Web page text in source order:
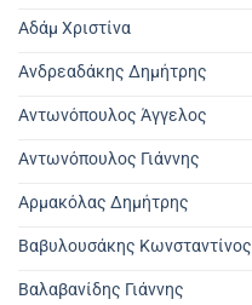
Αδάμ Χριστίνα
Ανδρεαδάκης Δημήτρης
Αντωνόπουλος Άγγελος
Αντωνόπουλος Γιάννης
Αρμακόλας Δημήτρης
Βαβυλουσάκης Κωνσταντίνος
Βαλαβανίδης Γιάννης